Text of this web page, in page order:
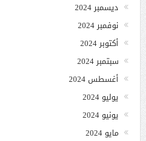
ديسمبر 2024
نوفمبر 2024
أكتوبر 2024
سبتمبر 2024
أغسطس 2024
يوليو 2024
يونيو 2024
مايو 2024